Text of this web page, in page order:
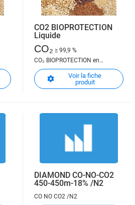
CO2 BIOPROTECTION
Liquide
CO₂ ≥ 99,9 %
CO₂ BIOPROTECTION en
bouteille ou vrac
Voir la fiche
produit
DIAMOND CO-NO-CO2
450-450m-18% /N2
CO NO CO2 /N2